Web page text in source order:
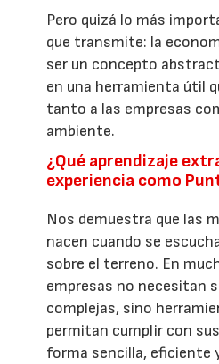
Pero quizá lo más
que transmite: la
ser un concepto
en una herramienta útil
tanto a las empresas
ambiente.
¿Qué aprendizaje
experiencia como
Nos demuestra que las
nacen cuando se
sobre el terreno. En
empresas no necesitan
complejas, sino
permitan cumplir con
forma sencilla, eficiente